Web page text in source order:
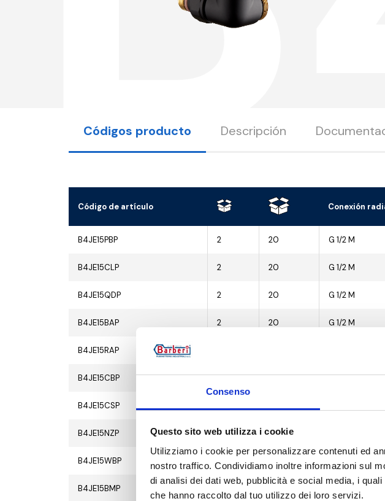
Consenso
Questo sito web utilizza i cookie
Utilizziamo i cookie per personalizzare contenuti ed
nostro traffico. Condividiamo inoltre informazioni sul
di analisi dei dati web, pubblicità e social media, i
che hanno raccolto dal tuo utilizzo dei loro servizi.
Códigos producto Descripción
Código de artículo Conexión
B4JE15PBP 2 20 G 1/2 M
B4JE15CLP 2 20 G 1/2 M
B4JE15QDP 2 20 G 1/2 M
B4JE15BAP 2 20 G 1/2 M
B4JE15RAP
B4JE15CBP 2 20 G 1/2 M
B4JE15CSP
B4JE15NZP 2 20
B4JE15WBP 2 20 G 1/2 M
B4JE15BMP G 1/2 M